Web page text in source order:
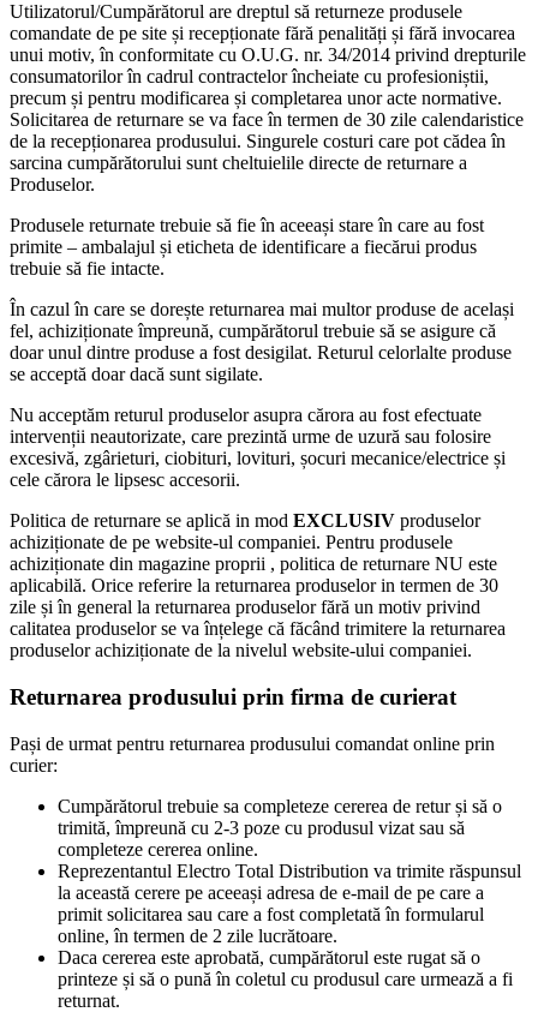
Utilizatorul/Cumpărătorul are dreptul să returneze produsele
comandate de pe site și recepționate fără penalități și fără invocarea
unui motiv, în conformitate cu O.U.G. nr. 34/2014 privind drepturile
consumatorilor în cadrul contractelor încheiate cu profesioniștii,
precum și pentru modificarea și completarea unor acte normative.
Solicitarea de returnare se va face în termen de 30 zile calendaristice
de la recepționarea produsului. Singurele costuri care pot cădea în
sarcina cumpărătorului sunt cheltuielile directe de returnare a
Produselor.
Produsele returnate trebuie să fie în aceeași stare în care au fost
primite – ambalajul și eticheta de identificare a fiecărui produs
trebuie să fie intacte.
În cazul în care se dorește returnarea mai multor produse de același
fel, achiziționate împreună, cumpărătorul trebuie să se asigure că
doar unul dintre produse a fost desigilat. Returul celorlalte produse
se acceptă doar dacă sunt sigilate.
Nu acceptăm returul produselor asupra cărora au fost efectuate
intervenții neautorizate, care prezintă urme de uzură sau folosire
excesivă, zgârieturi, ciobituri, lovituri, șocuri mecanice/electrice și
cele cărora le lipsesc accesorii.
Politica de returnare se aplică in mod EXCLUSIV produselor
achiziționate de pe website-ul companiei. Pentru produsele
achiziționate din magazine proprii , politica de returnare NU este
aplicabilă. Orice referire la returnarea produselor in termen de 30
zile și în general la returnarea produselor fără un motiv privind
calitatea produselor se va înțelege că făcând trimitere la returnarea
produselor achiziționate de la nivelul website-ului companiei.
Returnarea produsului prin firma de curierat
Pași de urmat pentru returnarea produsului comandat online prin
curier:
Cumpărătorul trebuie sa completeze cererea de retur și să o
trimită, împreună cu 2-3 poze cu produsul vizat sau să
completeze cererea online.
Reprezentantul Electro Total Distribution va trimite răspunsul
la această cerere pe aceeași adresa de e-mail de pe care a
primit solicitarea sau care a fost completată în formularul
online, în termen de 2 zile lucrătoare.
Daca cererea este aprobată, cumpărătorul este rugat să o
printeze și să o pună în coletul cu produsul care urmează a fi
returnat.